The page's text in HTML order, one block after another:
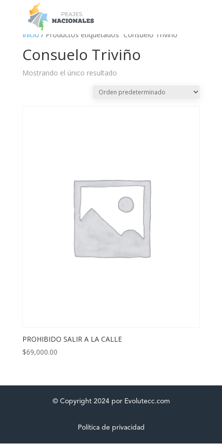
Inicio / Productos etiquetados “Consuelo Triviño”
Consuelo Triviño
Mostrando el único resultado
PROHIBIDO SALIR A LA CALLE
$69,000.00
© Copyright 2024 por Evolutecc.com
Política de privacidad